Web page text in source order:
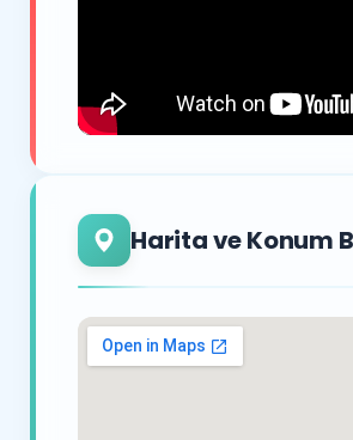
Harita ve Konum